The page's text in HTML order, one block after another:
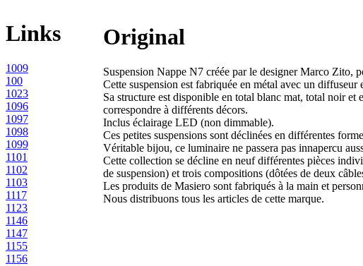
Links
1009
100
1023
1096
1097
1098
1099
1101
1102
1103
1117
1123
1146
1147
1155
1156
Original
Suspension Nappe N7 créée par le designer Marco Zito,
Cette suspension est fabriquée en métal avec un
Sa structure est disponible en total blanc mat, total noir
correspondre à différents décors.
Inclus éclairage LED (non dimmable).
Ces petites suspensions sont déclinées en différentes
Véritable bijou, ce luminaire ne passera pas innapercu
Cette collection se décline en neuf différentes pièces
de suspension) et trois compositions (dôtées de deux
Les produits de Masiero sont fabriqués à la main et
Nous distribuons tous les articles de cette marque.